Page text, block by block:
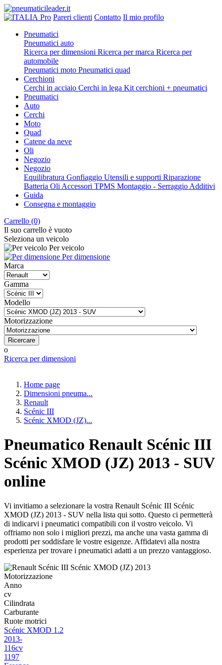
Pro Pareri clienti Contatto Il mio profilo
Pneumatici
Pneumatici auto
Ricerca per dimensioni Ricerca per marca Ricerca per
automobile
Pneumatici moto Pneumatici quad
Cerchioni
Cerchi in acciaio Cerchi in lega Kit cerchioni + pneumatici
Pneumatici
Auto
Cerchi
Moto
Quad
Catene da neve
Oli
Negozio
Negozio
Equilibratura Gonfiaggio Utensili e supporti Riparazione
Batteria Oli Accessori TPMS Montaggio - Serraggio Additivi
Guida
Consegna e montaggio
Carrello (0)
Il suo carrello è vuoto
Seleziona un veicolo
Per veicolo
Per dimensione
Marca
Gamma
Modello
Motorizzazione
Ricercare
o
Ricerca per dimensioni
Home page
Dimensioni pneuma...
Renault
Scénic III
Scénic XMOD (JZ)...
Pneumatico Renault Scénic III
Scénic XMOD (JZ) 2013 - SUV
online
Vi invitiamo a selezionare la vostra Renault Scénic III Scénic
XMOD (JZ) 2013 - SUV nella lista qui sotto. Questo ci permetterà
di indicarvi i pneumatici compatibili con il vostro veicolo. Vi
offriamo non solo i migliori prezzi, ma anche una vasta gamma di
prodotti per soddisfare le vostre esigenze. Affidatevi alla nostra
esperienza per trovare i pneumatici adatti a un prezzo vantaggioso.
Motorizzazione
Anno
cv
Cilindrata
Carburante
Ruote motrici
Scénic XMOD 1.2
2013-
116cv
1197